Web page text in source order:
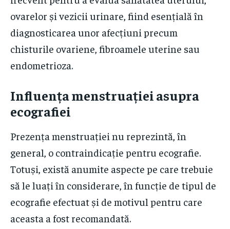
ovarelor și vezicii urinare, fiind esențială în
diagnosticarea unor afecțiuni precum
chisturile ovariene, fibroamele uterine sau
endometrioza.
Influența menstruației asupra
ecografiei
Prezența menstruației nu reprezintă, în
general, o contraindicație pentru ecografie.
Totuși, există anumite aspecte pe care trebuie
să le luați în considerare, în funcție de tipul de
ecografie efectuat și de motivul pentru care
aceasta a fost recomandată.